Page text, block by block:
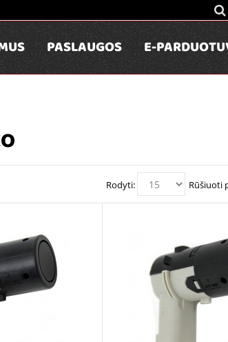
PASLAUGOS E-
Rūšiuoti
Rodyti: